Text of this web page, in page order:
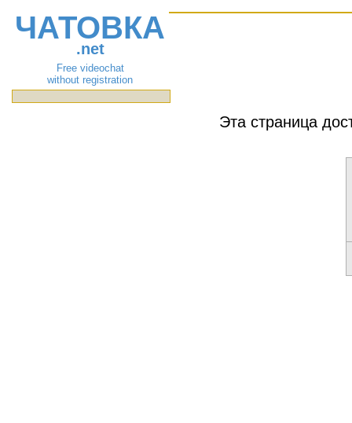
ЧАТОВКА
.net
Free videochat
without registration
Эта страница